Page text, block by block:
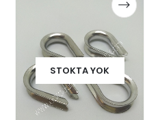
STOKTA YOK